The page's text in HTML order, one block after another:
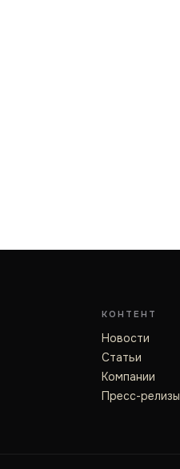
КОНТЕНТ
Новости
Статьи
Компании
Пресс-релизы